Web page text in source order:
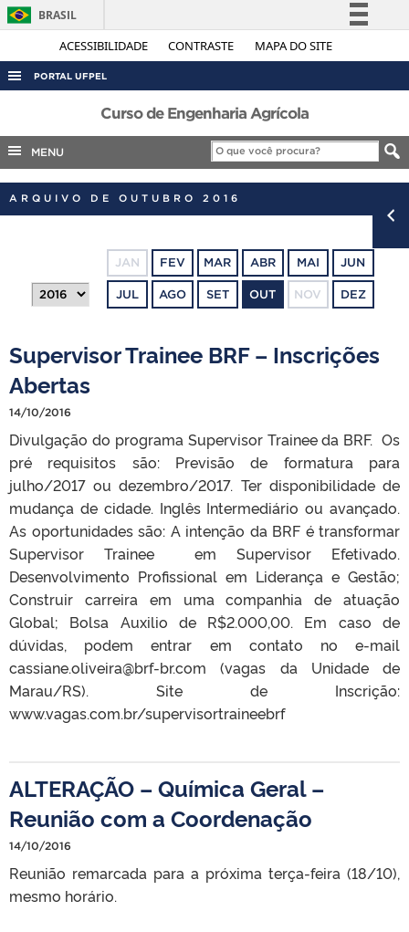
ACESSIBILIDADE CONTRASTE MAPA DO SITE
BRASIL
Simplifique!
Acesso à informação
Legislação
Canais
PORTAL UFPEL
ACESSO À INFORMAÇÃO
AUDITORIA
COBALTO
CONCURSOS
OUVIDORIA
TELEFONES
Curso de Engenharia Agrícola
MENU
ARQUIVO DE OUTUBRO 2016
JAN FEV MAR ABR MAI JUN
JUL AGO SET OUT NOV DEZ
Supervisor Trainee BRF – Inscrições
Abertas
14/10/2016
Divulgação do programa Supervisor Trainee da BRF. Os
pré requisitos são: Previsão de formatura para
julho/2017 ou dezembro/2017. Ter disponibilidade de
mudança de cidade. Inglês Intermediário ou avançado.
As oportunidades são: A intenção da BRF é transformar
Supervisor Trainee em Supervisor Efetivado.
Desenvolvimento Profissional em Liderança e Gestão;
Construir carreira em uma companhia de atuação
Global; Bolsa Auxilio de R$2.000,00. Em caso de
dúvidas, podem entrar em contato no e-mail
cassiane.oliveira@brf-br.com (vagas da Unidade de
Marau/RS). Site de Inscrição:
www.vagas.com.br/supervisortraineebrf
ALTERAÇÃO – Química Geral –
Reunião com a Coordenação
14/10/2016
Reunião remarcada para a próxima terça-feira (18/10),
mesmo horário.